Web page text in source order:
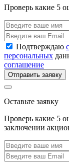
Проверь какие 5
Подтверждаю
персональных
соглашение
Отправить заявку
Оставьте заявку
Проверь какие 5
заключении